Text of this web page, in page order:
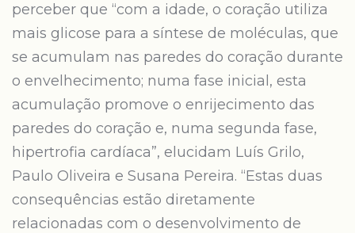
perceber que “com a idade, o coração utiliza
mais glicose para a síntese de moléculas, que
se acumulam nas paredes do coração durante
o envelhecimento; numa fase inicial, esta
acumulação promove o enrijecimento das
paredes do coração e, numa segunda fase,
hipertrofia cardíaca”, elucidam Luís Grilo,
Paulo Oliveira e Susana Pereira. “Estas duas
consequências estão diretamente
relacionadas com o desenvolvimento de